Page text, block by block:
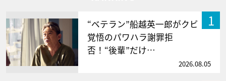
1
“ベテラン”船越英一郎がクビ
覚悟のパワハラ謝罪拒
否！“後輩”だけ…
2026.08.05